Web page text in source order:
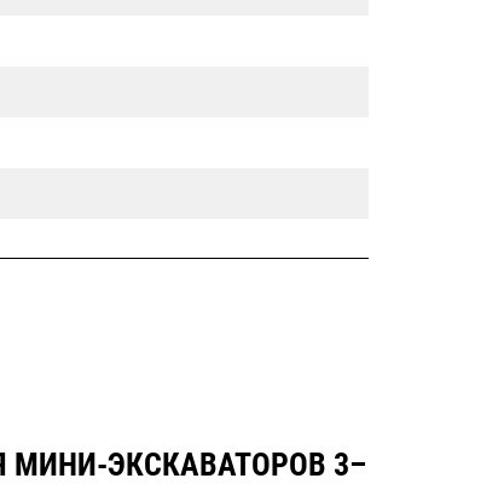
МИНИ-ЭКСКАВАТОРОВ 3–